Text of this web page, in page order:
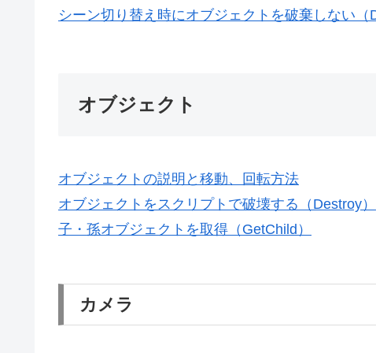
シーン切り替え時にオブジェクトを破棄しない（
オブジェクト
オブジェクトの説明と移動、回転方法
オブジェクトをスクリプトで破壊する（Destroy）
子・孫オブジェクトを取得（GetChild）
カメラ